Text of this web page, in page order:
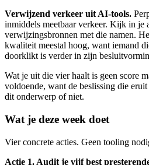
Verwijzend verkeer uit AI-tools.
inmiddels meetbaar verkeer. Kijk in je
verwijzingsbronnen met die namen.
kwaliteit meestal hoog, want iemand
doorklikt is verder in zijn
Wat je uit die vier haalt is geen score
voldoende, want de beslissing die
dit onderwerp of niet.
Wat je deze week doet
Vier concrete acties. Geen tooling
Actie 1. Audit je vijf best